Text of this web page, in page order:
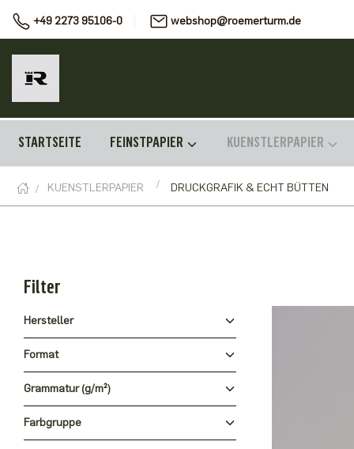
+49 2273 95106-0 webshop@roemerturm.de
STARTSEITE FEINSTPAPIER KUENSTLERPAPIER
KUENSTLERPAPIER DRUCKGRAFIK & ECHT BÜTTEN
Filter
Hersteller
Format
Grammatur (g/m²)
Farbgruppe